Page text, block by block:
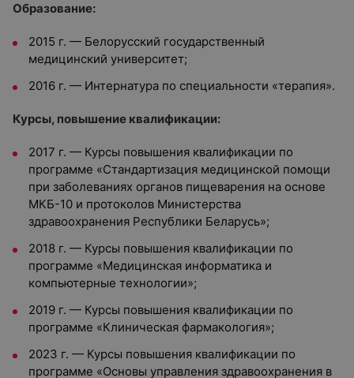
Образование:
2015 г. — Белорусский государственный
медицинский университет;
2016 г. — Интернатура по специальности ‭«терапия».
Курсы, повышение квалификации:
2017 г. — Курсы повышения квалификации по
программе «Стандартизация медицинской помощи
при заболеваниях органов пищеварения на основе
МКБ-10 и протоколов Министерства
здравоохранения Республики Беларусь»;
2018 г. — Курсы повышения квалификации по
программе «Медицинская информатика и
компьютерные технологии»;
2019 г. — Курсы повышения квалификации по
программе «Клиническая фармакология»;
2023 г. — Курсы повышения квалификации по
программе «Основы управления здравоохранения в